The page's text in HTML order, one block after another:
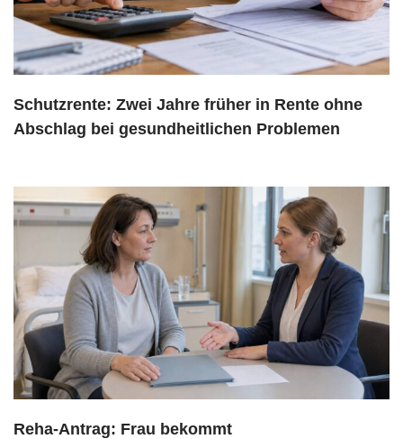
Schutzrente: Zwei Jahre früher in Rente ohne
Abschlag bei gesundheitlichen Problemen
Reha-Antrag: Frau bekommt